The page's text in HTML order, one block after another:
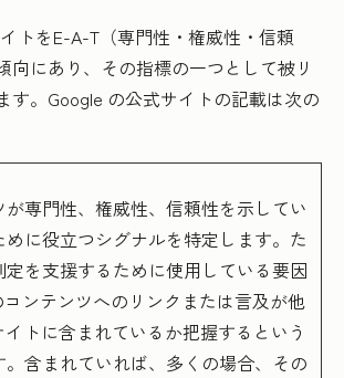
トをE-A-T（専門性・権威性・信頼
向にあり、その指標の一つとして被リ
す。Google の公式サイトの記載は次の
が専門性、権威性、信頼性を示してい
めに役立つシグナルを特定します。た
定を支援するために使用している要因
コンテンツへのリンクまたは言及が他
トに含まれているか把握するという
。含まれていれば、多くの場合、その